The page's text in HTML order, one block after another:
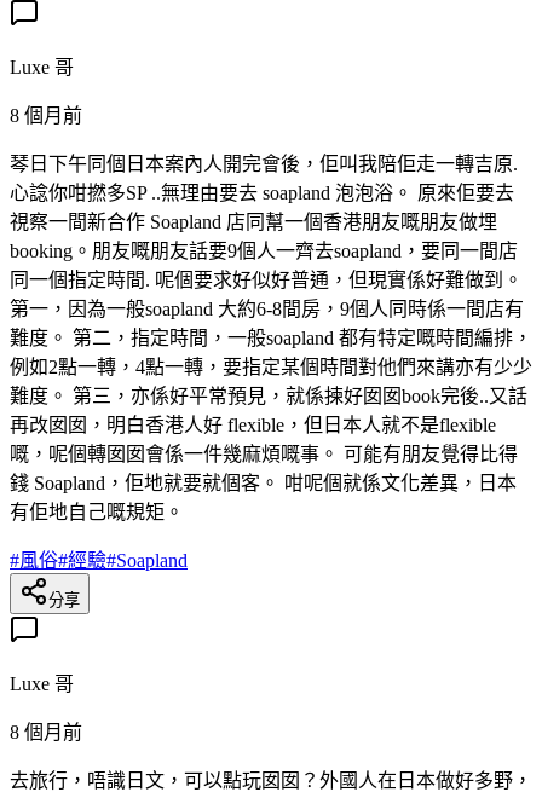
Luxe 哥
8 個月前
琴日下午同個日本案內人開完會後，佢叫我陪佢走一轉吉原.
心諗你咁撚多SP ..無理由要去 soapland 泡泡浴。 原來佢要去
視察一間新合作 Soapland 店同幫一個香港朋友嘅朋友做埋
booking。朋友嘅朋友話要9個人一齊去soapland，要同一間店
同一個指定時間. 呢個要求好似好普通，但現實係好難做到。
第一，因為一般soapland 大約6-8間房，9個人同時係一間店有
難度。 第二，指定時間，一般soapland 都有特定嘅時間編排，
例如2點一轉，4點一轉，要指定某個時間對他們來講亦有少少
難度。 第三，亦係好平常預見，就係揀好囡囡book完後..又話
再改囡囡，明白香港人好 flexible，但日本人就不是flexible
嘅，呢個轉囡囡會係一件幾麻煩嘅事。 可能有朋友覺得比得
錢 Soapland，佢地就要就個客。 咁呢個就係文化差異，日本
有佢地自己嘅規矩。
#風俗#經驗#Soapland
分享
Luxe 哥
8 個月前
去旅行，唔識日文，可以點玩囡囡？外國人在日本做好多野，